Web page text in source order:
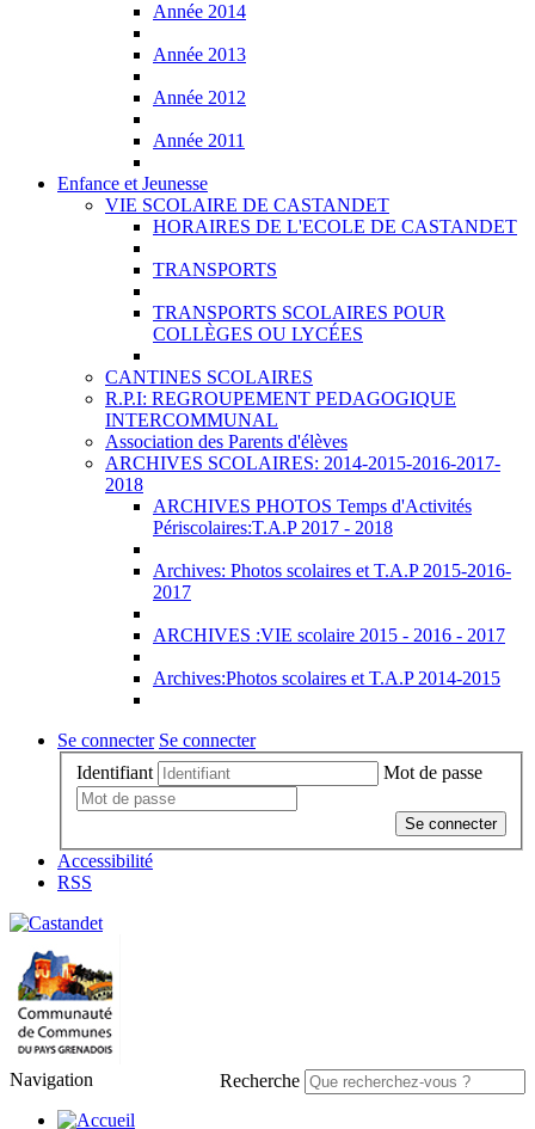
Année 2014
Année 2013
Année 2012
Année 2011
Enfance et Jeunesse
VIE SCOLAIRE DE CASTANDET
HORAIRES DE L'ECOLE DE CASTANDET
TRANSPORTS
TRANSPORTS SCOLAIRES POUR
COLLÈGES OU LYCÉES
CANTINES SCOLAIRES
R.P.I: REGROUPEMENT PEDAGOGIQUE
INTERCOMMUNAL
Association des Parents d'élèves
ARCHIVES SCOLAIRES: 2014-2015-2016-2017-
2018
ARCHIVES PHOTOS Temps d'Activités
Périscolaires:T.A.P 2017 - 2018
Archives: Photos scolaires et T.A.P 2015-2016-
2017
ARCHIVES :VIE scolaire 2015 - 2016 - 2017
Archives:Photos scolaires et T.A.P 2014-2015
Se connecter Se connecter
Identifiant
Mot de passe
Se connecter
Accessibilité
RSS
Recherche
Navigation